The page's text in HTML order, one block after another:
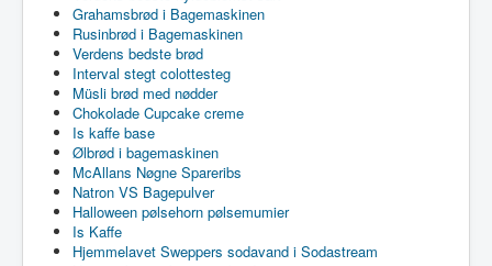
Grahamsbrød i Bagemaskinen
Rusinbrød i Bagemaskinen
Verdens bedste brød
Interval stegt colottesteg
Müsli brød med nødder
Chokolade Cupcake creme
Is kaffe base
Ølbrød i bagemaskinen
McAllans Nøgne Spareribs
Natron VS Bagepulver
Halloween pølsehorn pølsemumier
Is Kaffe
Hjemmelavet Sweppers sodavand i Sodastream